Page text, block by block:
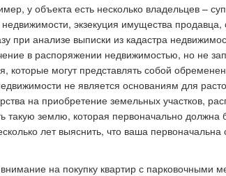
у объекта есть несколько владельцев –
экзекуция имущества
при анализе выписки из кадастра
в распоряжении недвижимостью, но не
могут представлять собой
не является основаниям для
на приобретение земельных участков,
такую землю, которая первоначально
лет выяснить, что ваша
на покупку квартир с парковочными